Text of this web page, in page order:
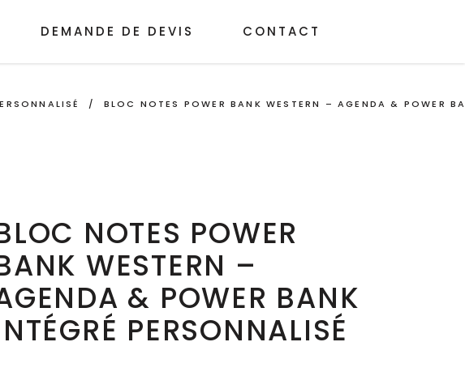
DEMANDE DE DEVIS CONTACT
/ BLOC NOTES POWER BANK WESTERN – AGENDA & POWER
NOTES POWER
WESTERN –
& POWER BANK
PERSONNALISÉ